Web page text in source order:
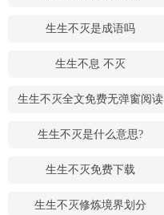
生生不灭是成语吗
生生不息 不灭
生生不灭全文免费无弹窗阅读
生生不灭是什么意思?
生生不灭免费下载
生生不灭修炼境界划分